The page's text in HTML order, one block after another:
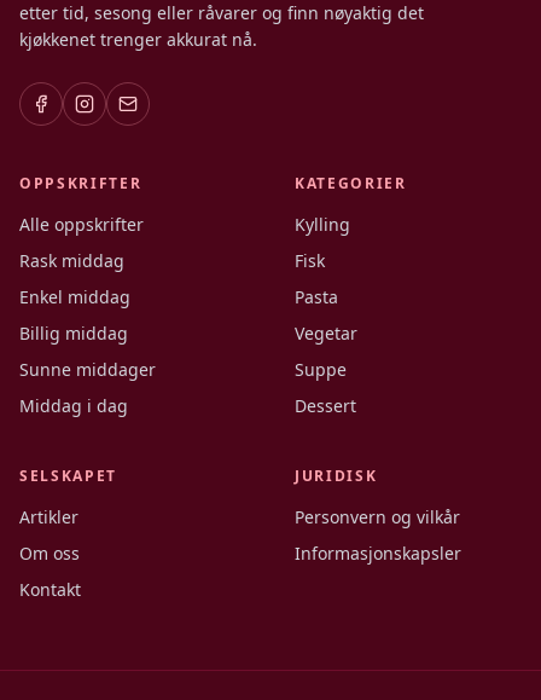
etter tid, sesong eller råvarer og finn nøyaktig det
kjøkkenet trenger akkurat nå.
OPPSKRIFTER
Alle oppskrifter
Rask middag
Enkel middag
Billig middag
Sunne middager
Middag i dag
KATEGORIER
Kylling
Fisk
Pasta
Vegetar
Suppe
Dessert
SELSKAPET
Artikler
Om oss
Kontakt
JURIDISK
Personvern og vilkår
Informasjonskapsler